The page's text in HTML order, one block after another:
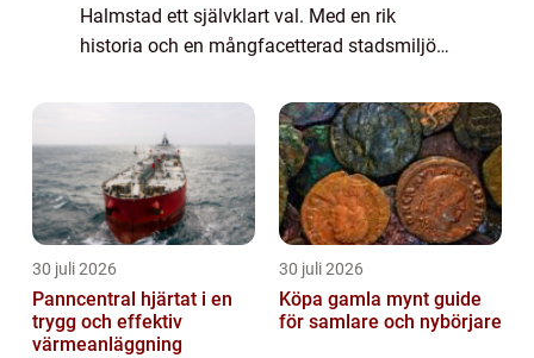
Halmstad ett självklart val. Med en rik
historia och en mångfacetterad stadsmiljö
30 juli 2026
Panncentral hjärtat i en
trygg och effektiv
värmeanläggning
30 juli 2026
Köpa gamla mynt guide
för samlare och nybörjare